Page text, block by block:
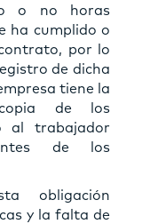
o no horas
ha cumplido o
por lo
de dicha
tiene la
de los
al trabajador
de los
obligación
y la falta de